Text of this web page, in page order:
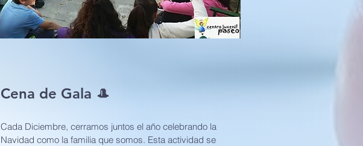
Cena de Gala 🎩
Cada Diciembre, cerramos juntos el año celebrando la
Navidad como la familia que somos. Esta actividad se